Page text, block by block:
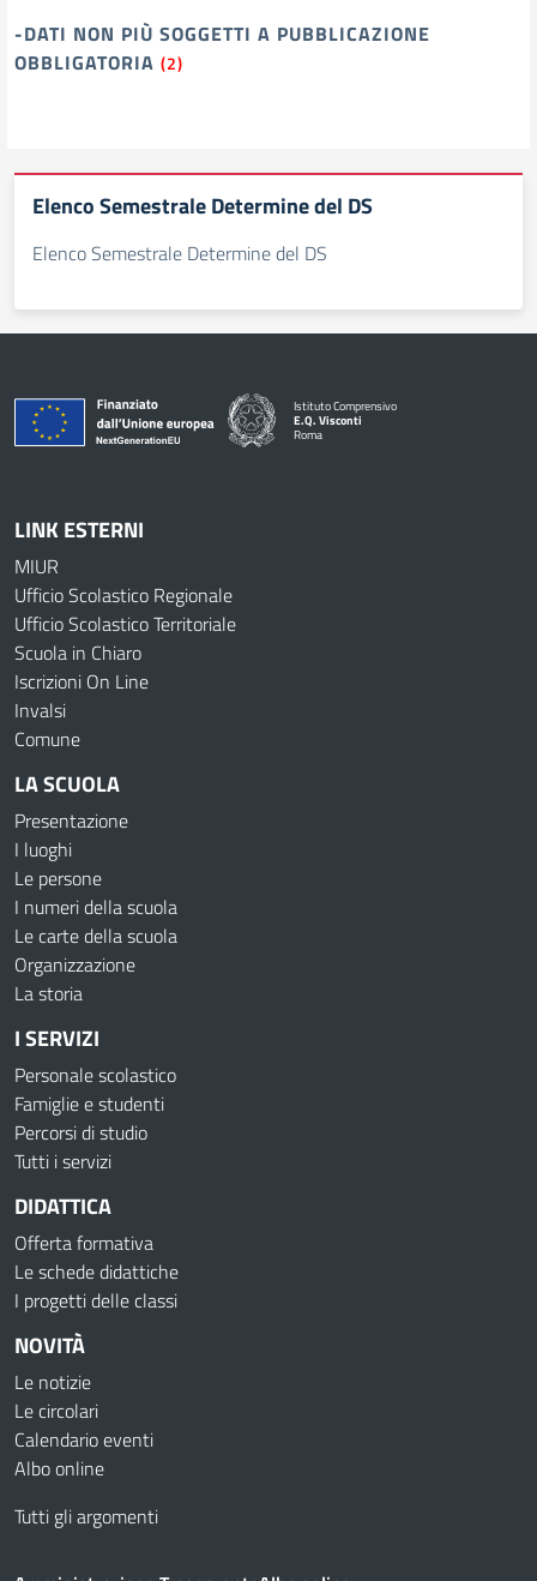
-DATI NON PIÙ SOGGETTI A PUBBLICAZIONE
OBBLIGATORIA (2)
Elenco Semestrale Determine del DS
Elenco Semestrale Determine del DS
Istituto Comprensivo
E.Q. Visconti
Roma
LINK ESTERNI
MIUR
Ufficio Scolastico Regionale
Ufficio Scolastico Territoriale
Scuola in Chiaro
Iscrizioni On Line
Invalsi
Comune
LA SCUOLA
Presentazione
I luoghi
Le persone
I numeri della scuola
Le carte della scuola
Organizzazione
La storia
I SERVIZI
Personale scolastico
Famiglie e studenti
Percorsi di studio
Tutti i servizi
DIDATTICA
Offerta formativa
Le schede didattiche
I progetti delle classi
NOVITÀ
Le notizie
Le circolari
Calendario eventi
Albo online
Tutti gli argomenti